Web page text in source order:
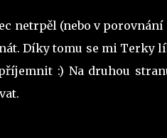
netrpěl (nebo v
Díky tomu se mi Terky
:) Na druhou